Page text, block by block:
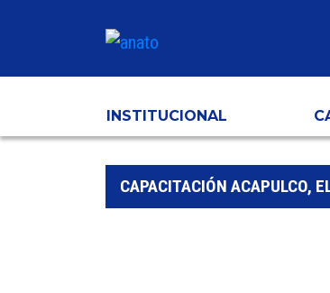
INSTITUCIONAL
CAPACITACIÓN ACAPULCO,